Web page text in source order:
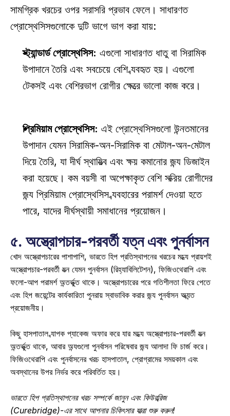
সামগ্রিক খরচের ওপর সরাসরি প্রভাব ফেলে। সাধারণত
প্রোস্থেসিসগুলোকে দুটি ভাগে ভাগ করা যায়:
স্ট্যান্ডার্ড প্রোস্থেসিস: এগুলো সাধারণত ধাতু বা সিরামিক
উপাদানে তৈরি এবং সবচেয়ে বেশি ব্যবহৃত হয়। এগুলো
টেকসই এবং বেশিরভাগ রোগীর ক্ষেত্রে ভালো কাজ করে।
প্রিমিয়াম প্রোস্থেসিস: এই প্রোস্থেসিসগুলো উন্নতমানের
উপাদান যেমন সিরামিক-অন-সিরামিক বা মেটাল-অন-মেটাল
দিয়ে তৈরি, যা দীর্ঘ স্থায়িত্ব এবং ক্ষয় কমানোর জন্য ডিজাইন
করা হয়েছে। কম বয়সী বা অপেক্ষাকৃত বেশি সক্রিয় রোগীদের
জন্য প্রিমিয়াম প্রোস্থেসিস ব্যবহারের পরামর্শ দেওয়া হতে
পারে, যাদের দীর্ঘস্থায়ী সমাধানের প্রয়োজন।
৫. অস্ত্রোপচার-পরবর্তী যত্ন এবং পুনর্বাসন
খোদ অস্ত্রোপচারের পাশাপাশি, ভারতে হিপ প্রতিস্থাপনের খরচের মধ্যে প্রায়শই
অস্ত্রোপচার-পরবর্তী যত্ন যেমন পুনর্বাসন (রিহ্যাবিলিটেশন), ফিজিওথেরাপি এবং
ফলো-আপ পরামর্শ অন্তর্ভুক্ত থাকে। অস্ত্রোপচারের পরে গতিশীলতা ফিরে পেতে
এবং হিপ জয়েন্টের কার্যকারিতা পুনরায় স্বাভাবিক করার জন্য পুনর্বাসন অত্যন্ত
প্রয়োজনীয়।
কিছু হাসপাতাল ব্যাপক প্যাকেজ অফার করে যার মধ্যে অস্ত্রোপচার-পরবর্তী যত্ন
অন্তর্ভুক্ত থাকে, আবার অন্যগুলো পুনর্বাসন পরিষেবার জন্য আলাদা ফি চার্জ করে।
ফিজিওথেরাপি এবং পুনর্বাসনের খরচ হাসপাতাল, প্রোগ্রামের সময়কাল এবং
অবস্থানের উপর নির্ভর করে পরিবর্তিত হয়।
ভারতে হিপ প্রতিস্থাপনের খরচ সম্পর্কে জানুন এবং কিউরব্রিজ
(Curebridge)-এর সাথে আপনার চিকিৎসার যাত্রা শুরু করুন!